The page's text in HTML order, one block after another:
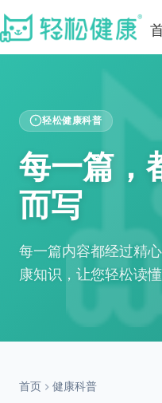
轻松健康科普
每一篇，
而写
每一篇内容都经过精
康知识，让您轻松读
首页 健康科普